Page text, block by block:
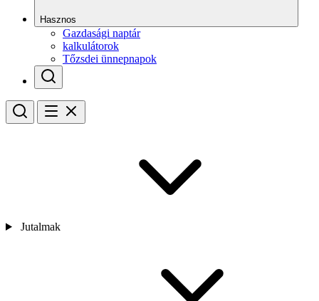
Hasznos
Gazdasági naptár
kalkulátorok
Tőzsdei ünnepnapok
Jutalmak